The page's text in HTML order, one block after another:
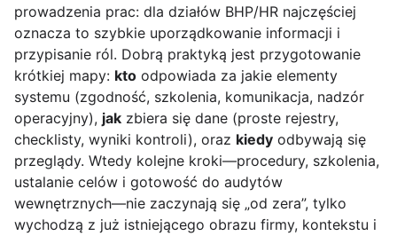
prowadzenia prac: dla działów BHP/HR najczęściej
oznacza to szybkie uporządkowanie informacji i
przypisanie ról. Dobrą praktyką jest przygotowanie
krótkiej mapy: kto odpowiada za jakie elementy
systemu (zgodność, szkolenia, komunikacja, nadzór
operacyjny), jak zbiera się dane (proste rejestry,
checklisty, wyniki kontroli), oraz kiedy odbywają się
przeglądy. Wtedy kolejne kroki—procedury, szkolenia,
ustalanie celów i gotowość do audytów
wewnętrznych—nie zaczynają się „od zera”, tylko
wychodzą z już istniejącego obrazu firmy, kontekstu i